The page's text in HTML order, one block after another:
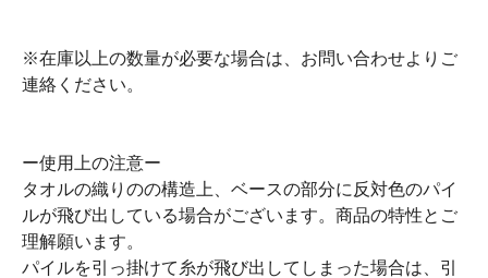
※在庫以上の数量が必要な場合は、お問い合わせよりご
連絡ください。
ー使用上の注意ー
タオルの織りのの構造上、ベースの部分に反対色のパイ
ルが飛び出している場合がございます。商品の特性とご
理解願います。
パイルを引っ掛けて糸が飛び出してしまった場合は、引